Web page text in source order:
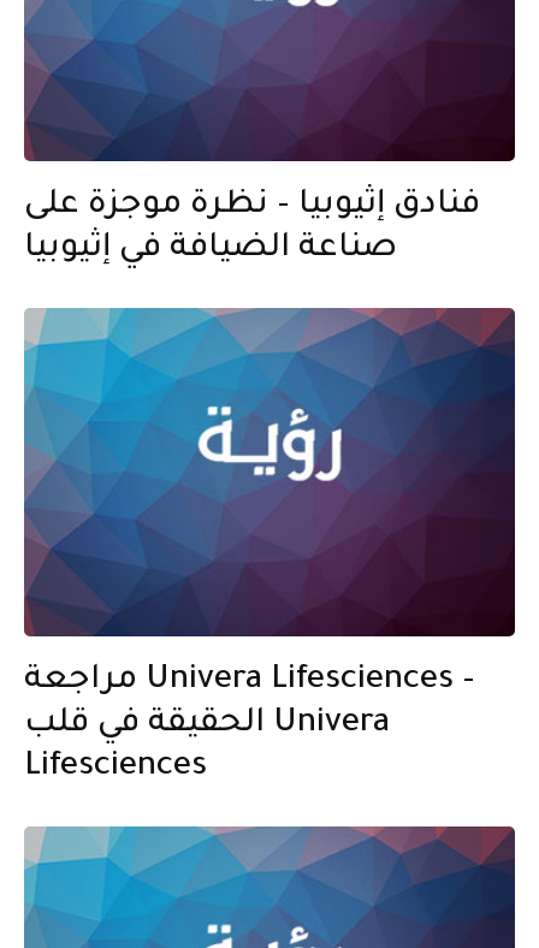
فنادق إثيوبيا – نظرة موجزة على
صناعة الضيافة في إثيوبيا
مراجعة Univera Lifesciences –
الحقيقة في قلب Univera
Lifesciences